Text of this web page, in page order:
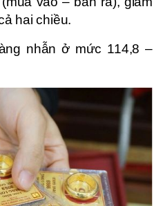
hai chiều.
nhẫn ở mức 114,8 –